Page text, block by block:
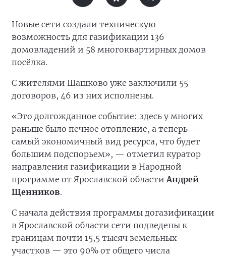
Новые сети создали техническую
возможность для газификации 136
домовладений и 58 многоквартирных домов
посёлка.
С жителями Шашково уже заключили 55
договоров, 46 из них исполнены.
«Это долгожданное событие: здесь у многих
раньше было печное отопление, а теперь —
самый экономичный вид ресурса, что будет
большим подспорьем», — отметил куратор
направления газификации в Народной
программе от Ярославской области Андрей
Щенников.
С начала действия программы догазификации
в Ярославской области сети подведены к
границам почти 15,5 тысяч земельных
участков — это 90% от общего числа